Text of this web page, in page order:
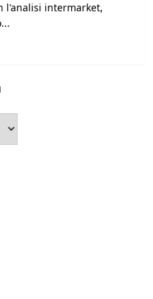
l'analisi intermarket,